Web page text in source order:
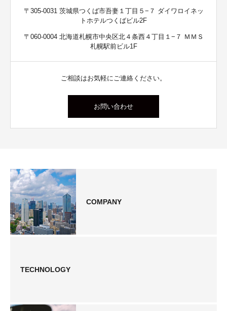
〒305-0031 茨城県つくば市吾妻１丁目５−７ ダイワロイネッ
トホテルつくばビル2F
〒060-0004 北海道札幌市中央区北４条西４丁目１−７ ＭＭＳ
札幌駅前ビル1F
ご相談はお気軽にご連絡ください。
お問い合わせ
COMPANY
TECHNOLOGY